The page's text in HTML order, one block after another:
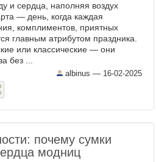
и сердца, наполняя воздух
— день, когда каждая
комплиментов, приятных
главным атрибутом праздника.
или классические — они
без ...
albinus — 16-02-2025
почему сумки
модниц